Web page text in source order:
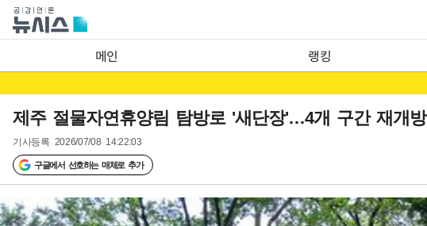
메인 랭킹
제주 절물자연휴양림 탐방로 '새단장'…4개 구간 재개방
기사등록 2026/07/08 14:22:03
구글에서 선호하는 매체로 추가